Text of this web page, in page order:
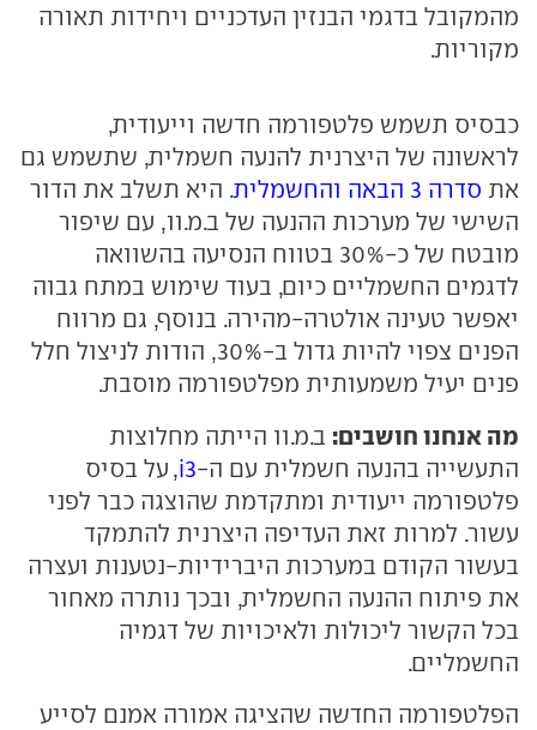
מהמקובל בדגמי הבנזין העדכניים ויחידות תאורה
מקוריות.
כבסיס תשמש פלטפורמה חדשה וייעודית,
לראשונה של היצרנית להנעה חשמלית, שתשמש גם
את סדרה 3 הבאה והחשמלית
. היא תשלב את הדור
השישי של מערכות ההנעה של ב.מ.וו, עם שיפור
מובטח של כ-30% בטווח הנסיעה בהשוואה
לדגמים החשמליים כיום, בעוד שימוש במתח גבוה
יאפשר טעינה אולטרה-מהירה. בנוסף, גם מרווח
הפנים צפוי להיות גדול ב-30%, הודות לניצול חלל
פנים יעיל משמעותית מפלטפורמה מוסבת.
מה אנחנו חושבים: ב.מ.וו הייתה מחלוצות
התעשייה בהנעה חשמלית עם ה-i3, על בסיס
פלטפורמה ייעודית ומתקדמת שהוצגה כבר לפני
עשור. למרות זאת העדיפה היצרנית להתמקד
בעשור הקודם במערכות היברידיות-נטענות ועצרה
את פיתוח ההנעה החשמלית, ובכך נותרה מאחור
בכל הקשור ליכולות ולאיכויות של דגמיה
החשמליים.
הפלטפורמה החדשה שהציגה אמורה אמנם לסייע